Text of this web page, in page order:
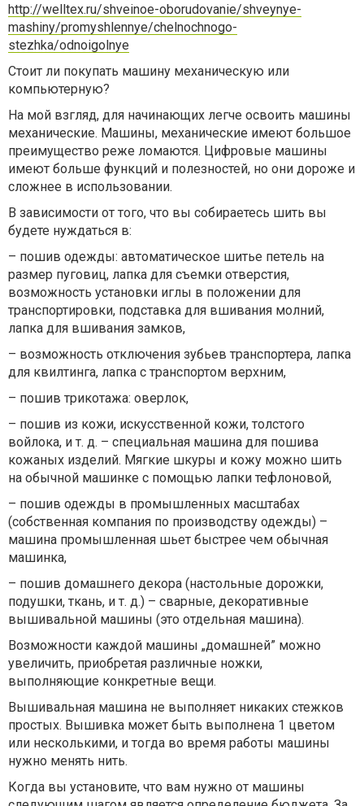
http://welltex.ru/shveinoe-oborudovanie/shveynye-
mashiny/promyshlennye/chelnochnogo-
stezhka/odnoigolnye
Стоит ли покупать машину механическую или
компьютерную?
На мой взгляд, для начинающих легче освоить машины
механические. Машины, механические имеют большое
преимущество реже ломаются. Цифровые машины
имеют больше функций и полезностей, но они дороже и
сложнее в использовании.
В зависимости от того, что вы собираетесь шить вы
будете нуждаться в:
– пошив одежды: автоматическое шитье петель на
размер пуговиц, лапка для съемки отверстия,
возможность установки иглы в положении для
транспортировки, подставка для вшивания молний,
лапка для вшивания замков,
– возможность отключения зубьев транспортера, лапка
для квилтинга, лапка с транспортом верхним,
– пошив трикотажа: оверлок,
– пошив из кожи, искусственной кожи, толстого
войлока, и т. д. – специальная машина для пошива
кожаных изделий. Мягкие шкуры и кожу можно шить
на обычной машинке с помощью лапки тефлоновой,
– пошив одежды в промышленных масштабах
(собственная компания по производству одежды) –
машина промышленная шьет быстрее чем обычная
машинка,
– пошив домашнего декора (настольные дорожки,
подушки, ткань, и т. д.) – сварные, декоративные
вышивальной машины (это отдельная машина).
Возможности каждой машины „домашней” можно
увеличить, приобретая различные ножки,
выполняющие конкретные вещи.
Вышивальная машина не выполняет никаких стежков
простых. Вышивка может быть выполнена 1 цветом
или несколькими, и тогда во время работы машины
нужно менять нить.
Когда вы установите, что вам нужно от машины